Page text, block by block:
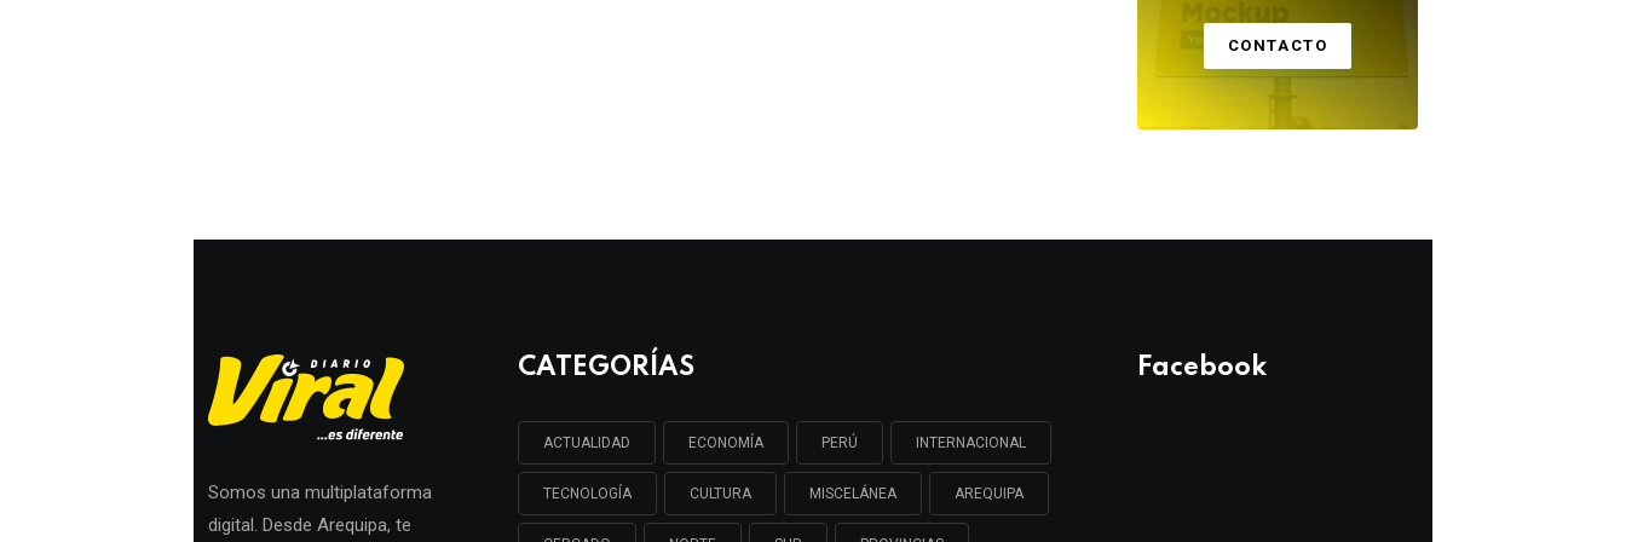
CONTACTO
Somos una multiplataforma
digital. Desde Arequipa, te
CATEGORÍAS
ACTUALIDAD ECONOMÍA PERÚ INTERNACIONAL
TECNOLOGÍA CULTURA MISCELÁNEA AREQUIPA
Facebook